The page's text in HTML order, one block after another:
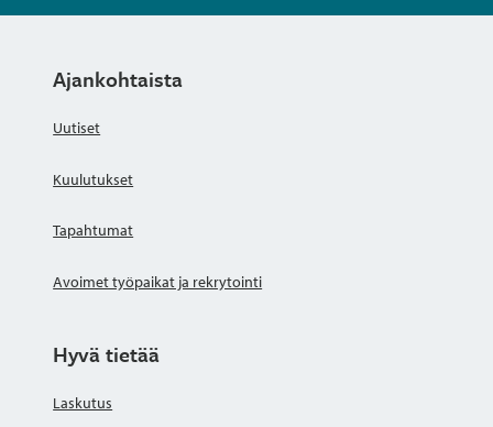
Ajankohtaista
Uutiset
Kuulutukset
Tapahtumat
Avoimet työpaikat ja rekrytointi
Hyvä tietää
Laskutus